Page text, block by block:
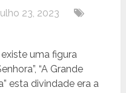
23, 2023
uma figura
“A Grande
esta divindade era a